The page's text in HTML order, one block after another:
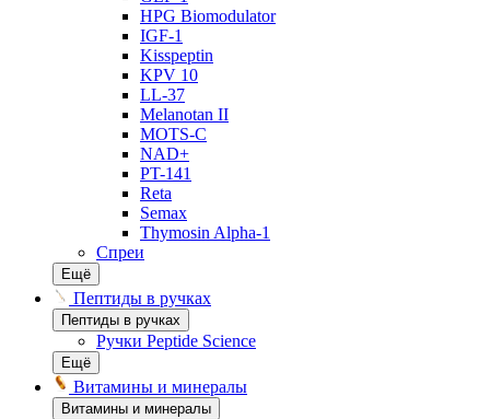
HPG Biomodulator
IGF-1
Kisspeptin
KPV 10
LL-37
Melanotan II
MOTS-C
NAD+
PT-141
Reta
Semax
Thymosin Alpha-1
Спреи
Ещё
Пептиды в ручках
Пептиды в ручках
Ручки Peptide Science
Ещё
Витамины и минералы
Витамины и минералы